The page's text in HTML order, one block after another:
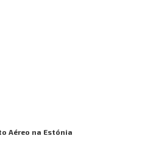
Aéreo na Estónia